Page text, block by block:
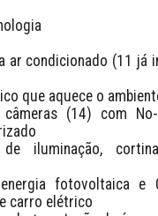
ar condicionado (11 já
que aquece o
(14) com
iluminação,
fotovoltaica e
carro elétrico